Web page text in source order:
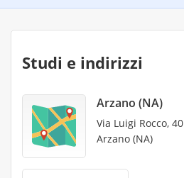
Studi e indirizzi
Arzano (NA)
Via Luigi Rocco, 40
Arzano (NA)